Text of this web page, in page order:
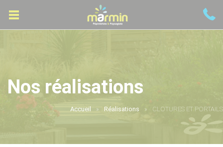
Nos réalisations
Accueil Réalisations CLOTURES ET PORTAILS